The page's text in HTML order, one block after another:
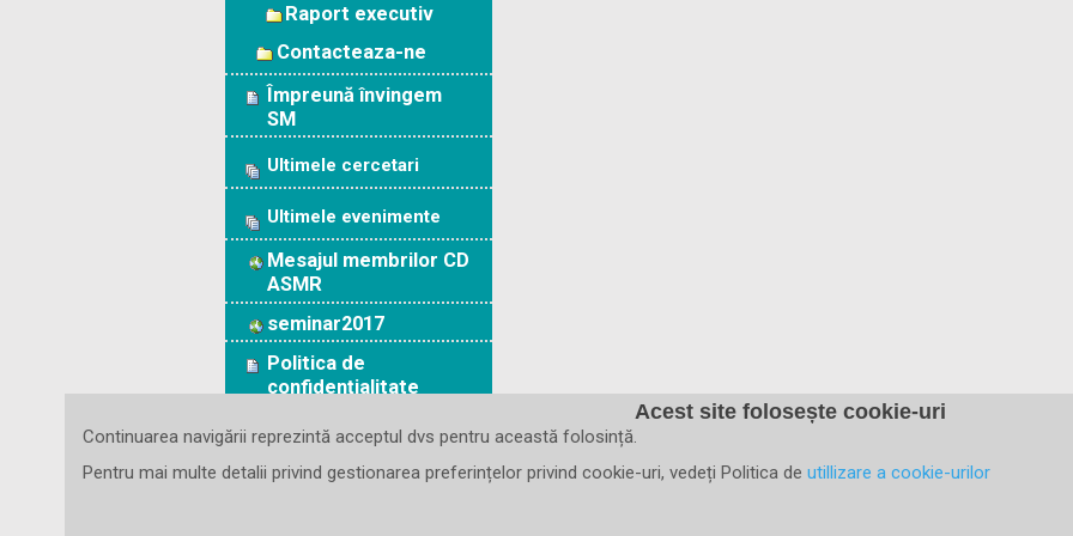
Raport executiv
Contacteaza-ne
Împreună învingem
SM
Ultimele cercetari
Ultimele evenimente
Mesajul membrilor CD
ASMR
seminar2017
Politica de
confidențialitate
Formulare
Acest site folosește cookie-uri
Continuarea navigării reprezintă acceptul dvs pentru această folosință.
Pentru mai multe detalii privind gestionarea preferințelor privind cookie-uri, vedeți Politica de utillizare a cookie-urilor